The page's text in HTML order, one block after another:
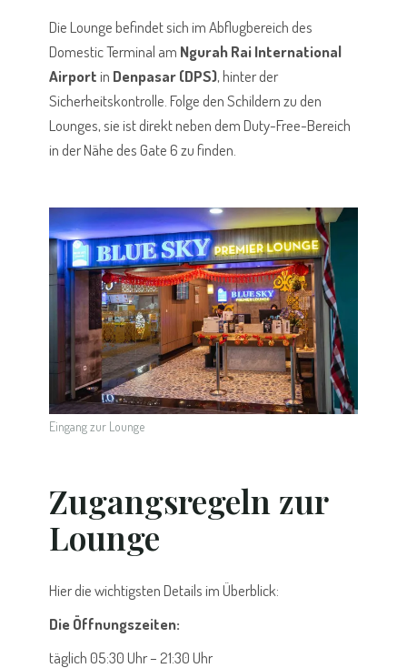
Die Lounge befindet sich im Abflugbereich des
Domestic Terminal am Ngurah Rai International
Airportin Denpasar (DPS), hinter der
Sicherheitskontrolle. Folge den Schildern zu den
Lounges, sie ist direkt neben dem Duty-Free-Bereich
in der Nähe des Gate 6 zu finden.
Eingang zur Lounge
Zugangsregeln zur
Lounge
Hier die wichtigsten Details im Überblick:
Die Öffnungszeiten:
täglich 05:30 Uhr – 21:30 Uhr